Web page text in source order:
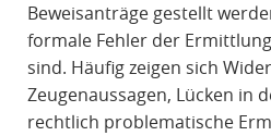
Beweisanträge gestellt
formale Fehler der
sind. Häufig zeigen sich
Zeugenaussagen, Lücken in
rechtlich problematische